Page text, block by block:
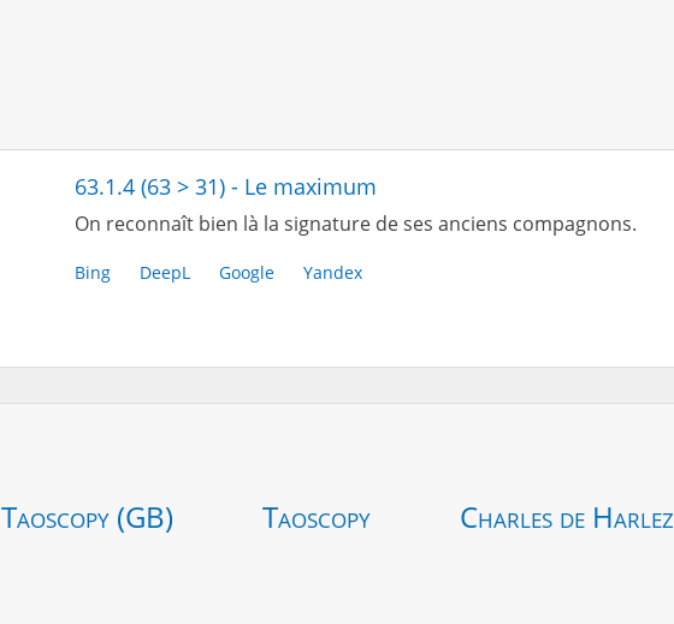
63.1.4 (63 > 31) - Le maximum
On reconnaît bien là la signature de ses anciens compagnons.
Bing DeepL Google Yandex
Taoscopy (GB) Taoscopy Charles de Harlez